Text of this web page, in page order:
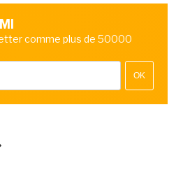
comme plus de 50000
OK